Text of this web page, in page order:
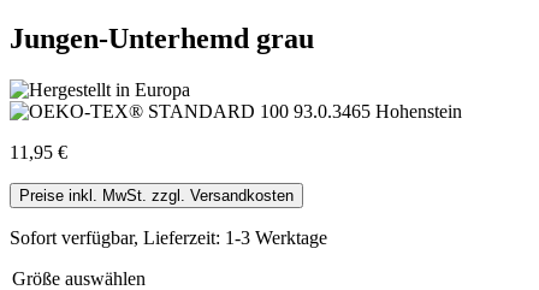
Jungen-Unterhemd grau
11,95 €
Preise inkl. MwSt. zzgl. Versandkosten
Sofort verfügbar, Lieferzeit: 1-3 Werktage
Größe auswählen